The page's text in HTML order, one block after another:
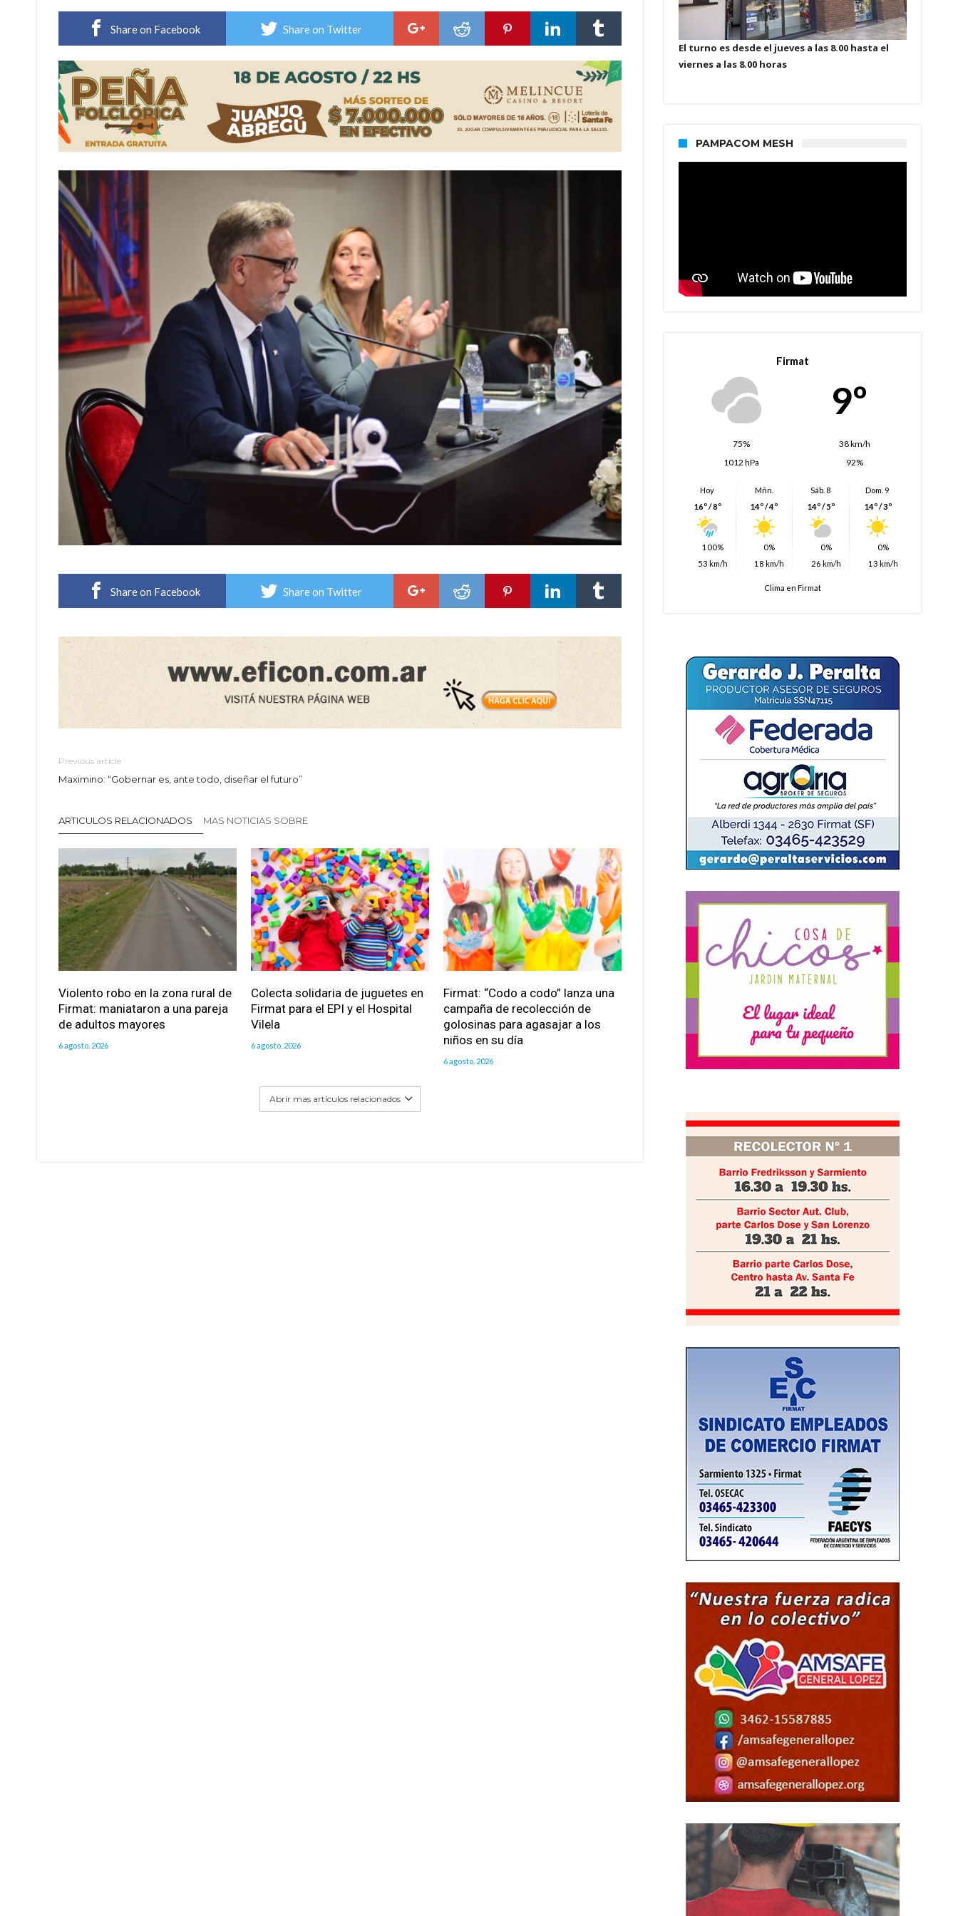
Elortondo: avanza el plan de pavimentación con la licitación de cinco nuevas cuadras
Share on Facebook Share on Twitter
Share on Facebook Share on Twitter
Previous article
Maximino: “Gobernar es, ante todo, diseñar el futuro”
ARTICULOS RELACIONADOS MAS NOTICIAS SOBRE
Violento robo en la zona rural de
Firmat: maniataron a una pareja
de adultos mayores
6 agosto, 2026
Colecta solidaria de juguetes en
Firmat para el EPI y el Hospital
Vilela
6 agosto, 2026
Firmat: “Codo a codo” lanza una
campaña de recolección de
golosinas para agasajar a los
niños en su día
6 agosto, 2026
Abrir mas artículos relacionados
El turno es desde el jueves a las 8.00 hasta el
viernes a las 8.00 horas
PAMPACOM MESH
Firmat
9º
75%
38 km/h
1012 hPa
92%
Hoy
16º / 8º
100%
53 km/h
Mñn.
14º / 4º
0%
18 km/h
Sáb. 8
14º / 5º
0%
26 km/h
Dom. 9
14º / 3º
0%
13 km/h
Clima en Firmat